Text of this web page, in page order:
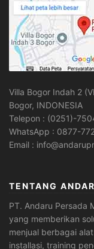
Villa Bogor Indah 2
Bogor, INDONESIA
Telepon : (0251)-
WhatsApp : 0877-
Email :
TENTANG
PT. Andaru Persada
yang memberikan
menjual berbagai
installasi, training